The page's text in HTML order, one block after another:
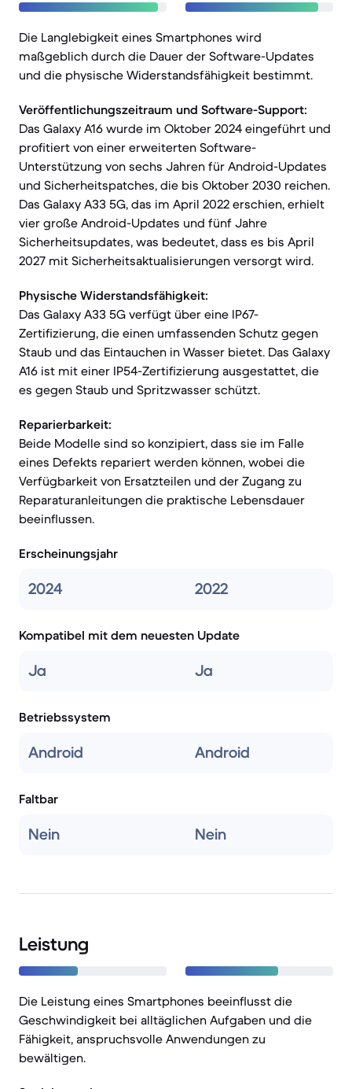
Die Langlebigkeit eines Smartphones wird
maßgeblich durch die Dauer der Software-Updates
und die physische Widerstandsfähigkeit bestimmt.
Veröffentlichungszeitraum und Software-Support:
Das Galaxy A16 wurde im Oktober 2024 eingeführt und
profitiert von einer erweiterten Software-
Unterstützung von sechs Jahren für Android-Updates
und Sicherheitspatches, die bis Oktober 2030 reichen.
Das Galaxy A33 5G, das im April 2022 erschien, erhielt
vier große Android-Updates und fünf Jahre
Sicherheitsupdates, was bedeutet, dass es bis April
2027 mit Sicherheitsaktualisierungen versorgt wird.
Physische Widerstandsfähigkeit:
Das Galaxy A33 5G verfügt über eine IP67-
Zertifizierung, die einen umfassenden Schutz gegen
Staub und das Eintauchen in Wasser bietet. Das Galaxy
A16 ist mit einer IP54-Zertifizierung ausgestattet, die
es gegen Staub und Spritzwasser schützt.
Reparierbarkeit:
Beide Modelle sind so konzipiert, dass sie im Falle
eines Defekts repariert werden können, wobei die
Verfügbarkeit von Ersatzteilen und der Zugang zu
Reparaturanleitungen die praktische Lebensdauer
beeinflussen.
Erscheinungsjahr
2024 2022
Kompatibel mit dem neuesten Update
Ja Ja
Betriebssystem
Android Android
Faltbar
Nein Nein
Leistung
Die Leistung eines Smartphones beeinflusst die
Geschwindigkeit bei alltäglichen Aufgaben und die
Fähigkeit, anspruchsvolle Anwendungen zu
bewältigen.